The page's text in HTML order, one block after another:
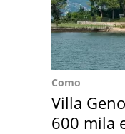
Como
Villa
600 mila